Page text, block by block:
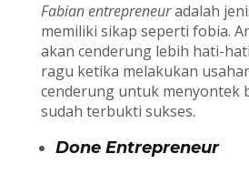
Fabian entrepreneuradalah
memiliki sikap seperti fobia.
akan cenderung lebih hati-
ragu ketika melakukan
cenderung untuk menyontek
sudah terbukti sukses.
Done Entrepreneur